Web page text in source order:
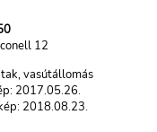
12
vasútállomás
2017.05.26.
2018.08.23.